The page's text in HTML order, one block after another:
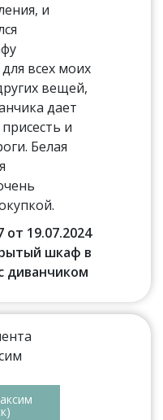
и
всех моих
вещей,
дает
и
Белая
от 19.07.2024
шкаф в
диванчиком